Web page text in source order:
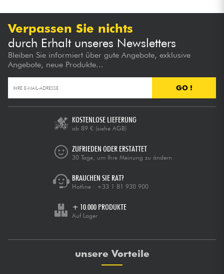
Verpassen Sie nichts
durch Erhalt unseres Newsletters
Bleiben Sie informiert über gute Angebote, exklusive
Angebote, neue Produkte...
GO !
KOSTENLOSE LIEFERUNG
ab 89 € (siehe AGB)
ZUFRIEDEN ODER ERSTATTET
30 Tage, um Ihre Meinung zu ändern
BRAUCHEN SIE RAT?
Hotline : +33 1 81 930 900
+ 10.000 PRODUKTE
Auf Lager
unsere Vorteile